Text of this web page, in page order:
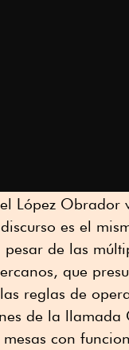
López
es el
de las
que
reglas de
de la llamada
con